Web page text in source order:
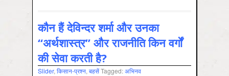
कौन हैं देविन्दर शर्मा और उनका
“अर्थशास्त्र” और राजनीति किन वर्गों
की सेवा करती है?
Slider, किसान-प्रश्‍न, बहसेंTagged:अभिनव